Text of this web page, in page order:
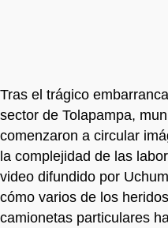
Tras el trágico
sector de Tolapampa,
comenzaron a circular
la complejidad de las
video difundido por
cómo varios de los
camionetas particulares